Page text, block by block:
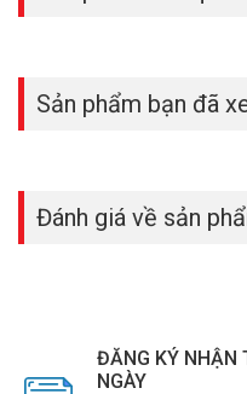
Sản phẩm bạn đã
Đánh giá về sản
ĐĂNG KÝ NHẬN
NGÀY